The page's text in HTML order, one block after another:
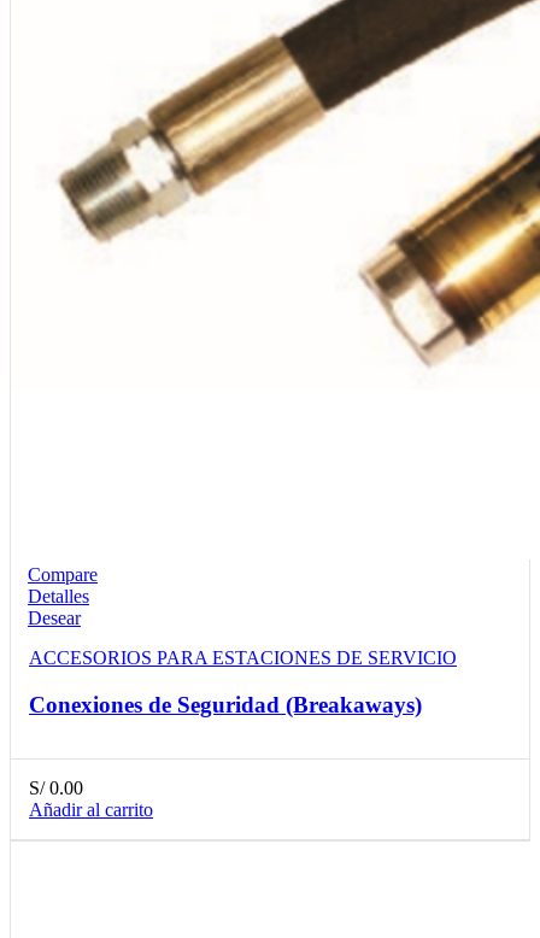
Compare
Detalles
Desear
ACCESORIOS PARA ESTACIONES DE SERVICIO
Conexiones de Seguridad (Breakaways)
S/0.00
Añadir al carrito